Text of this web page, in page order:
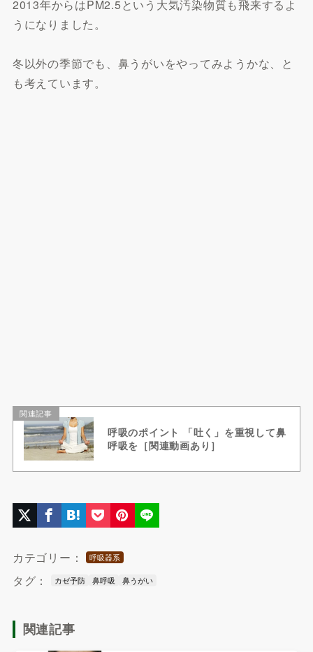
2013年からはPM2.5という大気汚染物質も飛来するよ
うになりました。
冬以外の季節でも、鼻うがいをやってみようかな、と
も考えています。
関連記事
呼吸のポイント 「吐く」を重視して鼻
呼吸を［関連動画あり］
カテゴリー： 呼吸器系
タグ： カゼ予防 鼻呼吸 鼻うがい
関連記事